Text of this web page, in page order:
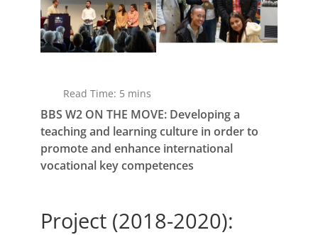
Read Time: 5 mins
BBS W2 ON THE MOVE: Developing a
teaching and learning culture in order to
promote and enhance international
vocational key competences
Project (2018-2020):